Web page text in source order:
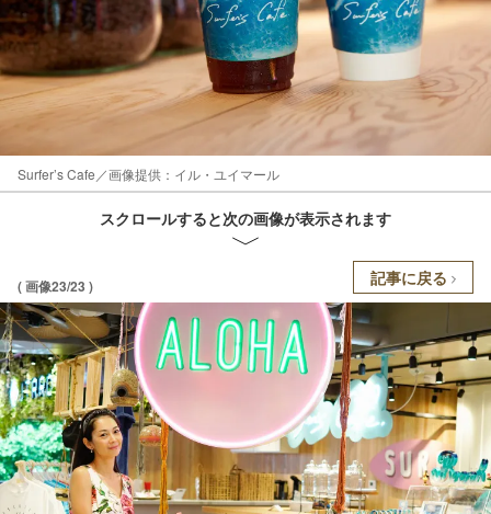
Surfer’s Cafe／画像提供：イル・ユイマール
スクロールすると次の画像が表示されます
( 画像23/23 ) 記事に戻る